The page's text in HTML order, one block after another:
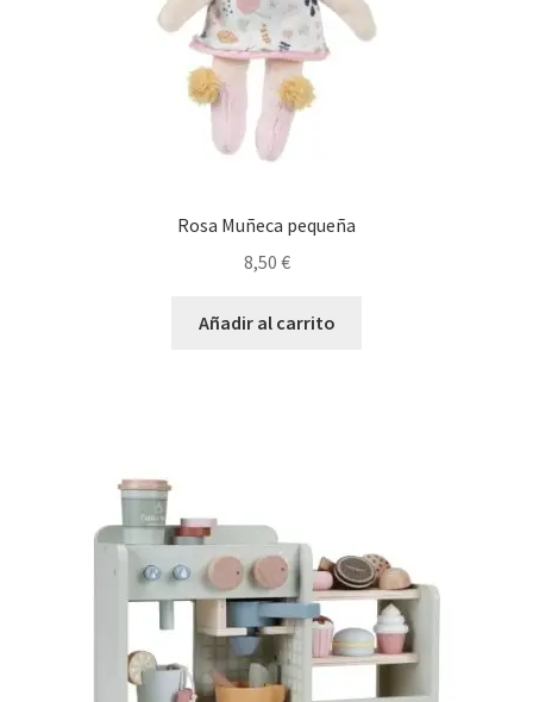
Rosa Muñeca pequeña
8,50 €
Añadir al carrito